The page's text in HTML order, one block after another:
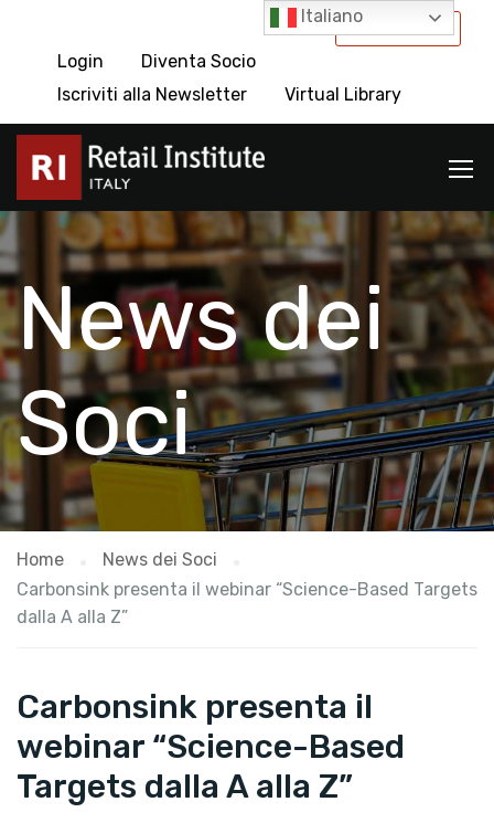
International
Login
Diventa Socio
Iscriviti alla Newsletter
Virtual Library
News dei
Soci
Home
News dei Soci
Carbonsink presenta il webinar “Science-Based Targets
dalla A alla Z”
Carbonsink presenta il
webinar “Science-Based
Targets dalla A alla Z”
Italiano